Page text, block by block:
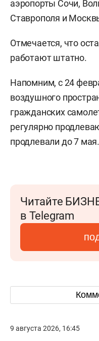
аэропорты Сочи,
Ставрополя и
Отмечается, что
работают штатно.
Напомним, с 24
воздушного
гражданских
регулярно
продлевали до 7 мая.
Читайте
в Telegram
9 августа 2026, 16:45